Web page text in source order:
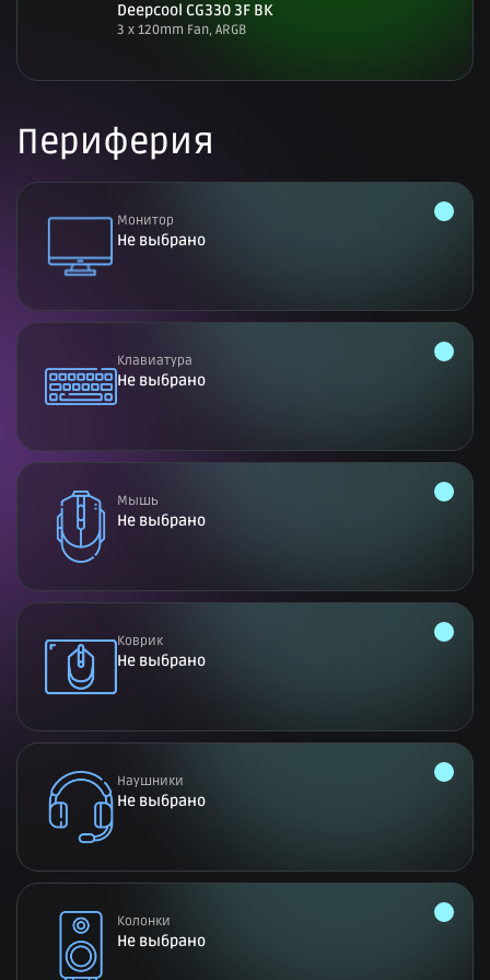
Deepcool CG330 3F BK
3 x 120mm Fan, ARGB
Периферия
Монитор
Не выбрано
Клавиатура
Не выбрано
Мышь
Не выбрано
Коврик
Не выбрано
Наушники
Не выбрано
Колонки
Не выбрано